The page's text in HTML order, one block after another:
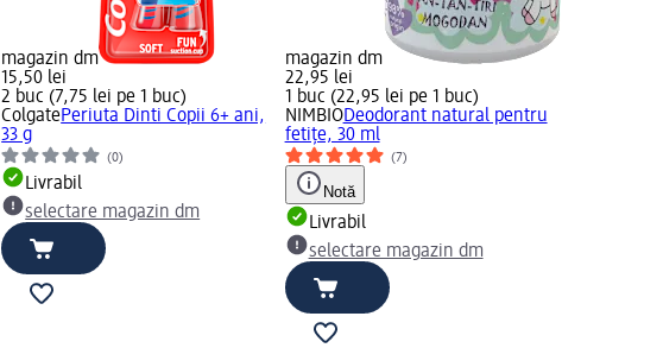
magazin dm
15,50 lei
2 buc (7,75 lei pe 1 buc)
ColgatePeriuta Dinti Copii 6+ ani,
33 g
(0)
Livrabil
selectare magazin dm
magazin dm
22,95 lei
1 buc (22,95 lei pe 1 buc)
NIMBIODeodorant natural pentru
fetițe, 30 ml
(7)
Notă
Livrabil
selectare magazin dm